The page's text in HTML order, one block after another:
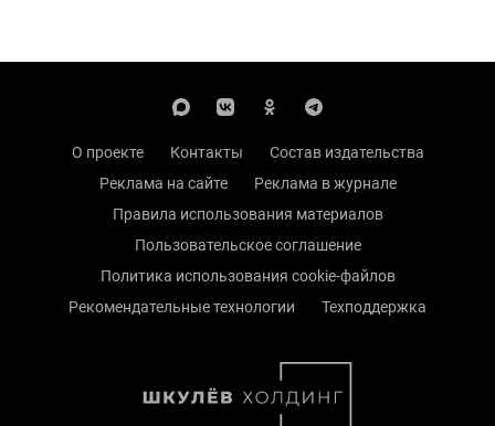
О проекте Контакты
Состав издательства
Реклама на сайте
Реклама в журнале
Правила использования материалов
Пользовательское соглашение
Политика использования cookie-файлов
Рекомендательные технологии
Техподдержка